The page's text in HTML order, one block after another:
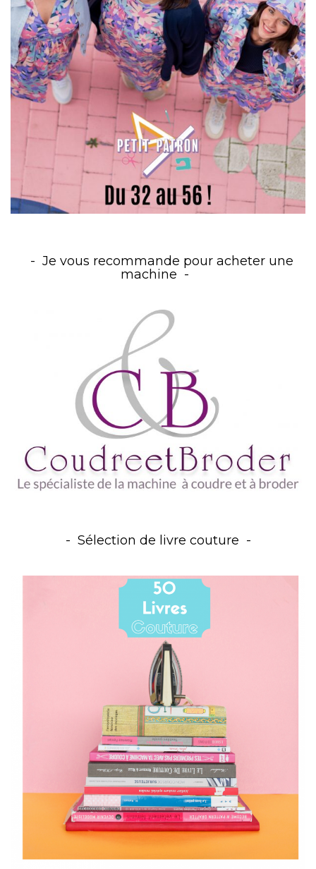
Je vous recommande pour acheter une
machine
Sélection de livre couture